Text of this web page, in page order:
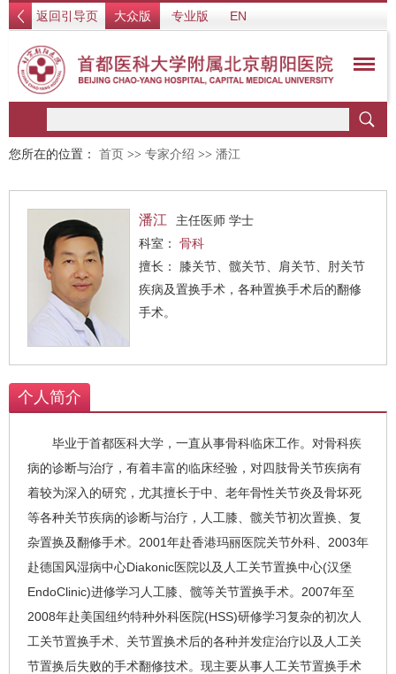
返回引导页 大众版 专业版 EN
您所在的位置： 首页 >> 专家介绍 >> 潘江
潘江
主任医师 学士
科室： 骨科
擅长： 膝关节、髋关节、肩关节、肘关节
疾病及置换手术，各种置换手术后的翻修
手术。
个人简介
毕业于首都医科大学，一直从事骨科临床工作。对骨科疾
病的诊断与治疗，有着丰富的临床经验，对四肢骨关节疾病有
着较为深入的研究，尤其擅长于中、老年骨性关节炎及骨坏死
等各种关节疾病的诊断与治疗，人工膝、髋关节初次置换、复
杂置换及翻修手术。2001年赴香港玛丽医院关节外科、2003年
赴德国风湿病中心Diakonic医院以及人工关节置换中心(汉堡
EndoClinic)进修学习人工膝、髋等关节置换手术。2007年至
2008年赴美国纽约特种外科医院(HSS)研修学习复杂的初次人
工关节置换手术、关节置换术后的各种并发症治疗以及人工关
节置换后失败的手术翻修技术。现主要从事人工关节置换手术